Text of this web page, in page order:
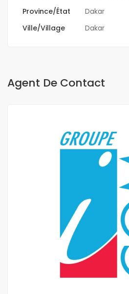
Province/État
Dakar
Ville/Village
Dakar
Agent De Contact